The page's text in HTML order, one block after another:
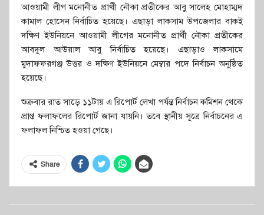
আওয়ামী লীগ মনোনীত প্রার্থী নৌকা প্রতীকের আবু সালেহ মোহাম্মদ
কামাল হোসেন নির্বাচিত হয়েছে। এছাড়া লাকসাম উপজেলার বাকই
দক্ষিণ ইউনিয়নে আওয়ামী লীগের মনোনীত প্রার্থী নৌকা প্রতীকের
আবদুল আউয়াল আবু নির্বাচিত হয়েছে। এছাড়াও লাকসামে
মুদাফফরগঞ্জ উত্তর ও দক্ষিণ ইউনিয়নে মেম্বার পদে নির্বাচন অনুষ্ঠিত
হয়েছে।
শুক্রবার রাত সাড়ে ১১টায় এ রিপোর্ট লেখা পর্যন্ত নির্বাচন কমিশন থেকে
প্রাপ্ত ফলাফলের রিপোর্ট জানা যায়নি। তবে স্থানীয় সূত্রে নির্বাচনের এ
ফলাফল নিশ্চিত হওয়া গেছে।
Share